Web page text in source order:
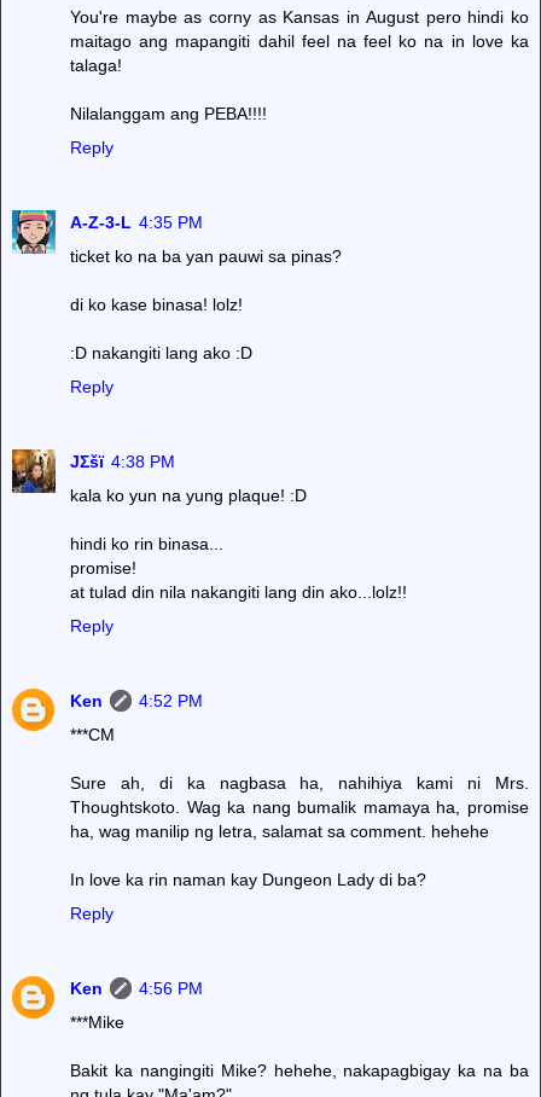
You're maybe as corny as Kansas in August pero hindi ko
maitago ang mapangiti dahil feel na feel ko na in love ka
talaga!
Nilalanggam ang PEBA!!!!
Reply
A-Z-3-L 4:35 PM
ticket ko na ba yan pauwi sa pinas?
di ko kase binasa! lolz!
:D nakangiti lang ako :D
Reply
JΣšï 4:38 PM
kala ko yun na yung plaque! :D
hindi ko rin binasa...
promise!
at tulad din nila nakangiti lang din ako...lolz!!
Reply
Ken
4:52 PM
***CM
Sure ah, di ka nagbasa ha, nahihiya kami ni Mrs.
Thoughtskoto. Wag ka nang bumalik mamaya ha, promise
ha, wag manilip ng letra, salamat sa comment. hehehe
In love ka rin naman kay Dungeon Lady di ba?
Reply
Ken
4:56 PM
***Mike
Bakit ka nangingiti Mike? hehehe, nakapagbigay ka na ba